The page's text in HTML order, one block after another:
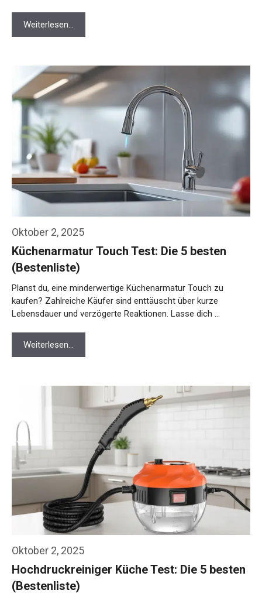
Weiterlesen…
Oktober 2, 2025
Küchenarmatur Touch Test: Die 5 besten
(Bestenliste)
Planst du, eine minderwertige Küchenarmatur Touch zu
kaufen? Zahlreiche Käufer sind enttäuscht über kurze
Lebensdauer und verzögerte Reaktionen. Lasse dich …
Weiterlesen…
Oktober 2, 2025
Hochdruckreiniger Küche Test: Die 5 besten
(Bestenliste)